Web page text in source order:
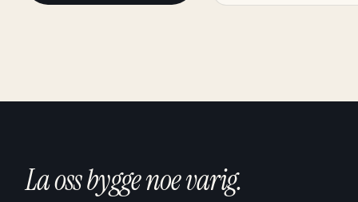
La oss bygge noe varig.